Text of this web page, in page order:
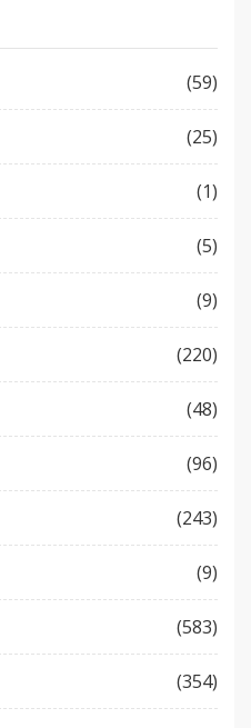
(59)
(25)
(1)
(5)
(9)
(220)
(48)
(96)
(243)
(9)
(583)
(354)